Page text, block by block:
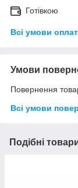
Готівкою
Всі умови
Умови
Повернення
Всі умови
Подібні